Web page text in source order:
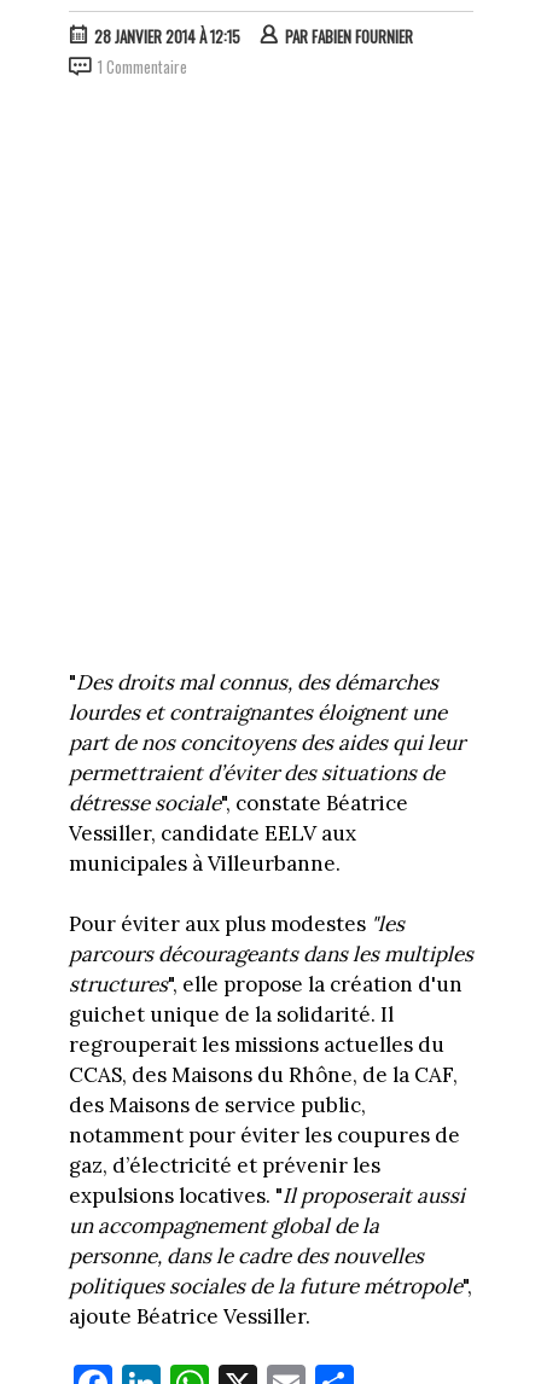
28 JANVIER 2014 À 12:15 PARFABIEN FOURNIER
1 Commentaire
"Des droits mal connus, des démarches
lourdes et contraignantes éloignent une
part de nos concitoyens des aides qui leur
permettraient d’éviter des situations de
détresse sociale", constate Béatrice
Vessiller, candidate EELV aux
municipales à Villeurbanne.
Pour éviter aux plus modestes "les
parcours décourageants dans les multiples
structures", elle propose la création d'un
guichet unique de la solidarité. Il
regrouperait les missions actuelles du
CCAS, des Maisons du Rhône, de la CAF,
des Maisons de service public,
notamment pour éviter les coupures de
gaz, d’électricité et prévenir les
expulsions locatives. "Il proposerait aussi
un accompagnement global de la
personne, dans le cadre des nouvelles
politiques sociales de la future métropole",
ajoute Béatrice Vessiller.